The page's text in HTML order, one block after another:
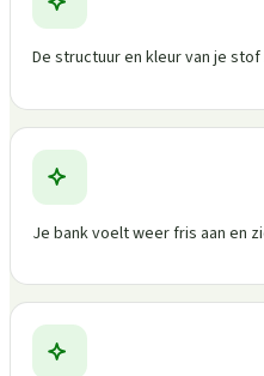
De structuur en kleur van je
Je bank voelt weer fris aan en